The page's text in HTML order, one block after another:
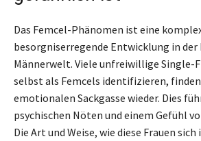
Das Femcel-Phänomen ist eine
besorgniserregende Entwicklung in der
Männerwelt. Viele unfreiwillige Single-
selbst als Femcels identifizieren,
emotionalen Sackgasse wieder. Dies
psychischen Nöten und einem Gefühl
Die Art und Weise, wie diese Frauen